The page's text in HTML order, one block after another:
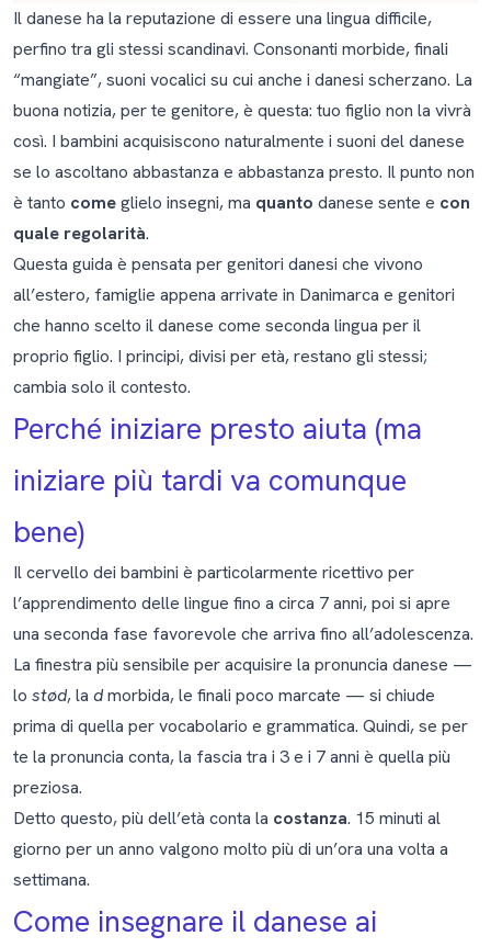
Il danese ha la reputazione di essere una lingua difficile,
perfino tra gli stessi scandinavi. Consonanti morbide, finali
“mangiate”, suoni vocalici su cui anche i danesi scherzano. La
buona notizia, per te genitore, è questa: tuo figlio non la vivrà
così. I bambini acquisiscono naturalmente i suoni del danese
se lo ascoltano abbastanza e abbastanza presto. Il punto non
è tanto comeglielo insegni, ma quanto danese sente e con
quale regolarità.
Questa guida è pensata per genitori danesi che vivono
all’estero, famiglie appena arrivate in Danimarca e genitori
che hanno scelto il danese come seconda lingua per il
proprio figlio. I principi, divisi per età, restano gli stessi;
cambia solo il contesto.
Perché iniziare presto aiuta (ma
iniziare più tardi va comunque
bene)
Il cervello dei bambini è particolarmente ricettivo per
l’apprendimento delle lingue fino a circa 7 anni, poi si apre
una seconda fase favorevole che arriva fino all’adolescenza.
La finestra più sensibile per acquisire la pronuncia danese —
lo stød, la dmorbida, le finali poco marcate — si chiude
prima di quella per vocabolario e grammatica. Quindi, se per
te la pronuncia conta, la fascia tra i 3 e i 7 anni è quella più
preziosa.
Detto questo, più dell’età conta la costanza. 15 minuti al
giorno per un anno valgono molto più di un’ora una volta a
settimana.
Come insegnare il danese ai